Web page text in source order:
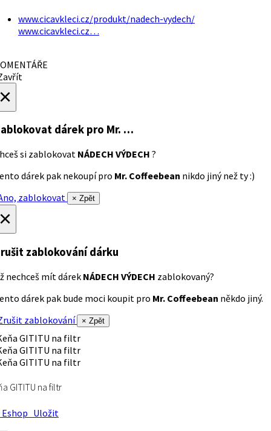
www.cicavkleci.cz/produkt/nadech-vydech/
www.cicavkleci.cz…
dárek pro Mr. …
si zablokovat NÁDECH VÝDECH ?
dárek pak nekoupí pro Mr. Coffeebean nikdo jiný než ty :)
zablokovat
× Zpět
zablokování dárku
nechceš mít dárek NÁDECH VÝDECH zablokovaný?
dárek pak bude moci koupit pro Mr. Coffeebean někdo jiný.
zablokování
× Zpět
GITITU na filtr
Uložit